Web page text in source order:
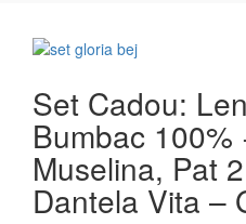
Set Cadou:
Bumbac 100%
Muselina, Pat
Dantela Vita –